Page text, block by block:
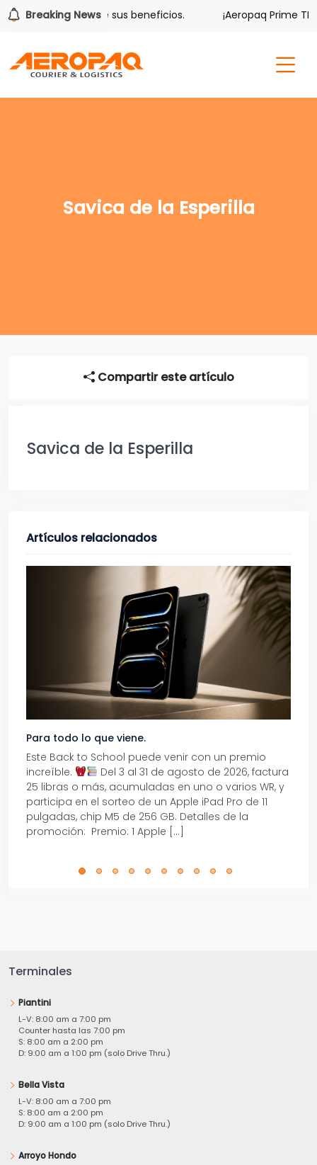
Breaking News
también tiene sus beneficios. ¡Aeropaq Prime TE
Savica de la Esperilla
Compartir este artículo
Savica de la Esperilla
Artículos relacionados
Para todo lo que viene.
Este Back to School puede venir con un premio
increíble.
Del 3 al 31 de agosto de 2026, factura
25 libras o más, acumuladas en uno o varios WR, y
participa en el sorteo de un Apple iPad Pro de 11
pulgadas, chip M5 de 256 GB. Detalles de la
promoción: Premio: 1 Apple […]
Terminales
Piantini
L-V: 8:00 am a 7:00 pm
Counter hasta las 7:00 pm
S: 8:00 am a 2:00 pm
D: 9:00 am a 1:00 pm (solo Drive Thru.)
Bella Vista
L-V: 8:00 am a 7:00 pm
S: 8:00 am a 2:00 pm
D: 9:00 am a 1:00 pm (solo Drive Thru.)
Arroyo Hondo